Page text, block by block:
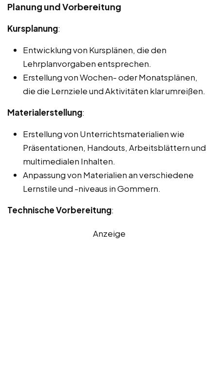
Planung und Vorbereitung
Kursplanung:
Entwicklung von Kursplänen, die den
Lehrplanvorgaben entsprechen.
Erstellung von Wochen- oder Monatsplänen,
die die Lernziele und Aktivitäten klar umreißen.
Materialerstellung:
Erstellung von Unterrichtsmaterialien wie
Präsentationen, Handouts, Arbeitsblättern und
multimedialen Inhalten.
Anpassung von Materialien an verschiedene
Lernstile und -niveaus in Gommern.
Technische Vorbereitung:
Anzeige